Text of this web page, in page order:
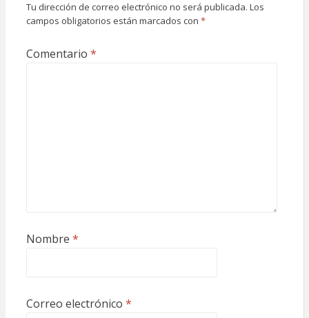
Tu dirección de correo electrónico no será publicada. Los
campos obligatorios están marcados con *
Comentario *
Nombre *
Correo electrónico *